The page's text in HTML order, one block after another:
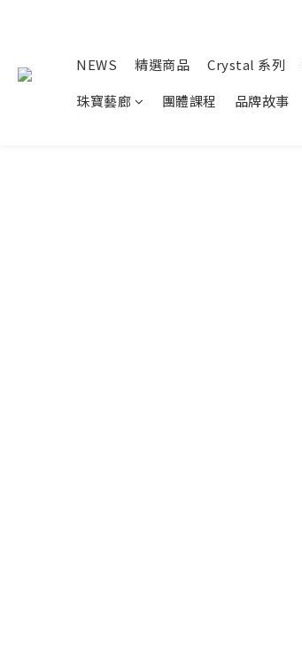
NEWS 精選商品 Crystal 系列
珠寶藝廊
團體課程 品牌故事